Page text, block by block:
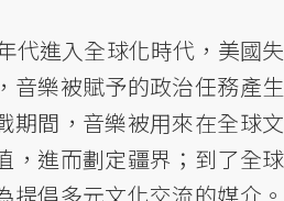
代進入全球化時代，美國失
音樂被賦予的政治任務產生
期間，音樂被用來在全球文
，進而劃定疆界；到了全球